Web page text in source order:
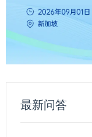
最新问答